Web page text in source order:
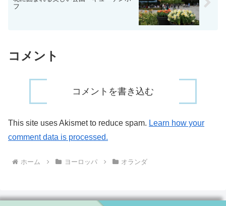
フ
コメント
コメントを書き込む
This site uses Akismet to reduce spam. Learn how your
comment data is processed.
ホーム ヨーロッパ オランダ